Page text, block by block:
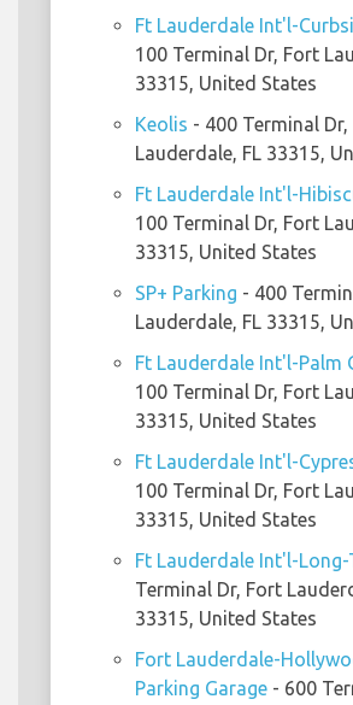
Ft Lauderdale Int'l-
100 Terminal Dr, Fort
33315, United States
Keolis - 400 Terminal
Lauderdale, FL 33315,
Ft Lauderdale Int'l-
100 Terminal Dr, Fort
33315, United States
SP+ Parking - 400
Lauderdale, FL 33315,
Ft Lauderdale Int'l-Palm
100 Terminal Dr, Fort
33315, United States
Ft Lauderdale Int'l-
100 Terminal Dr, Fort
33315, United States
Ft Lauderdale Int'l-Long-
Terminal Dr, Fort
33315, United States
Fort Lauderdale-
Parking Garage - 600